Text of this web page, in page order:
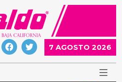
7 AGOSTO 2026